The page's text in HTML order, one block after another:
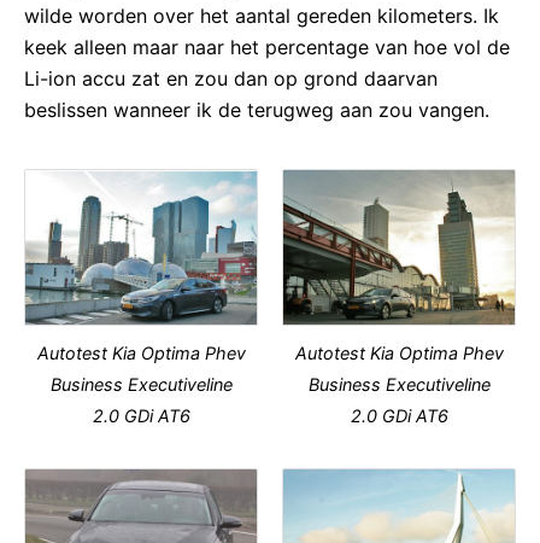
wilde worden over het aantal gereden kilometers. Ik
keek alleen maar naar het percentage van hoe vol de
Li-ion accu zat en zou dan op grond daarvan
beslissen wanneer ik de terugweg aan zou vangen.
Autotest Kia Optima Phev
Business Executiveline
2.0 GDi AT6
Autotest Kia Optima Phev
Business Executiveline
2.0 GDi AT6